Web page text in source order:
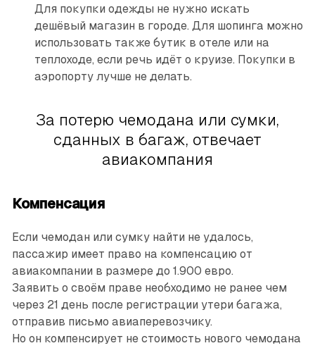
Для покупки одежды не нужно искать
дешёвый магазин в городе. Для шопинга можно
использовать также бутик в отеле или на
теплоходе, если речь идёт о круизе. Покупки в
аэропорту лучше не делать.
За потерю чемодана или сумки,
сданных в багаж, отвечает
авиакомпания
Компенсация
Если чемодан или сумку найти не удалось,
пассажир имеет право на компенсацию от
авиакомпании в размере до 1.900 евро.
Заявить о своём праве необходимо не ранее чем
через 21 день после регистрации утери багажа,
отправив письмо авиаперевозчику.
Но он компенсирует не стоимость нового чемодана